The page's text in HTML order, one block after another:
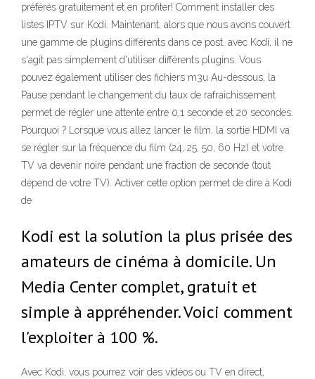
préférés gratuitement et en profiter! Comment installer des
listes IPTV sur Kodi. Maintenant, alors que nous avons couvert
une gamme de plugins différents dans ce post, avec Kodi, il ne
s'agit pas simplement d'utiliser différents plugins. Vous
pouvez également utiliser des fichiers m3u Au-dessous, la
Pause pendant le changement du taux de rafraîchissement
permet de régler une attente entre 0,1 seconde et 20 secondes.
Pourquoi ? Lorsque vous allez lancer le film, la sortie HDMI va
se régler sur la fréquence du film (24, 25, 50, 60 Hz) et votre
TV va devenir noire pendant une fraction de seconde (tout
dépend de votre TV). Activer cette option permet de dire à Kodi
de
Kodi est la solution la plus prisée des
amateurs de cinéma à domicile. Un
Media Center complet, gratuit et
simple à appréhender. Voici comment
l'exploiter à 100 %.
Avec Kodi, vous pourrez voir des vidéos ou TV en direct,